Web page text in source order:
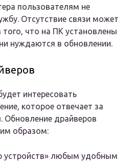
пользователям не
Отсутствие связи может
что на ПК установлены
нуждаются в обновлении.
интересовать
которое отвечает за
Обновление драйверов
образом:
устройств» любым удобным